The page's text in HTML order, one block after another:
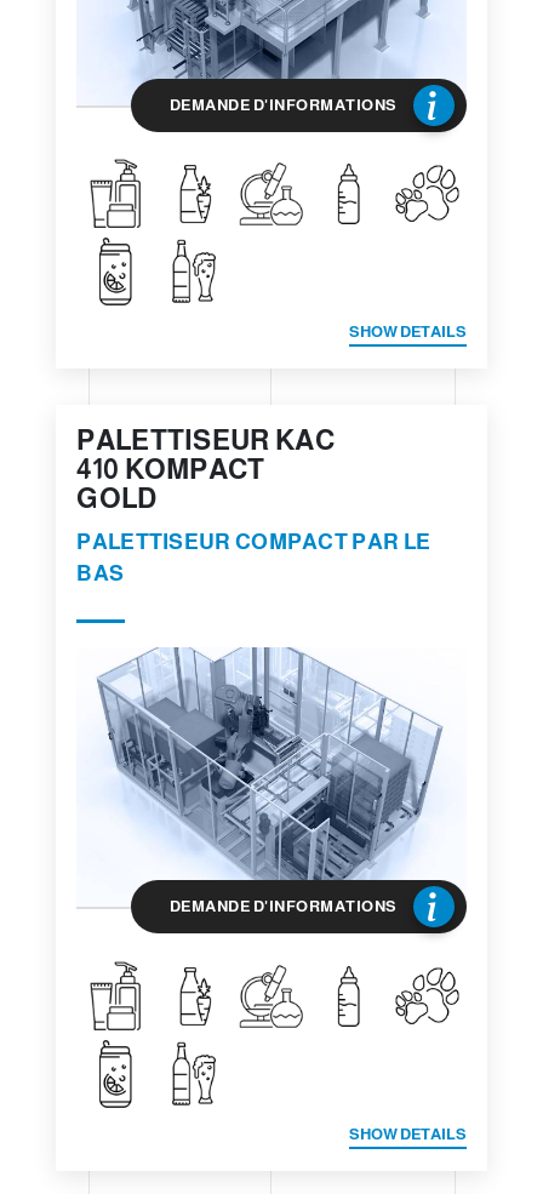
DEMANDE D'INFORMATIONS
SHOW DETAILS
PALETTISEUR KAC
410 KOMPACT
GOLD
PALETTISEUR COMPACT PAR LE
BAS
DEMANDE D'INFORMATIONS
SHOW DETAILS